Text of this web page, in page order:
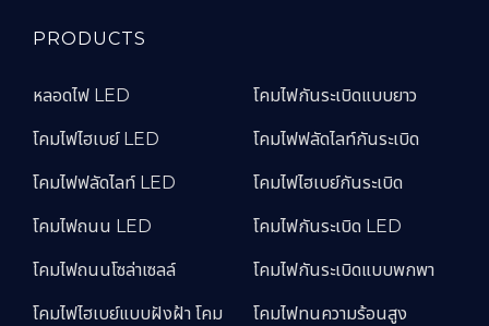
PRODUCTS
หลอดไฟ LED
โคมไฟไฮเบย์ LED
โคมไฟฟลัดไลท์ LED
โคมไฟถนน LED
โคมไฟถนนโซล่าเซลล์
โคมไฟไฮเบย์แบบฝังฝ้า โคม
โคมไฟกันระเบิดแบบยาว
โคมไฟฟลัดไลท์กันระเบิด
โคมไฟไฮเบย์กันระเบิด
โคมไฟกันระเบิด LED
โคมไฟกันระเบิดแบบพกพา
โคมไฟทนความร้อนสูง